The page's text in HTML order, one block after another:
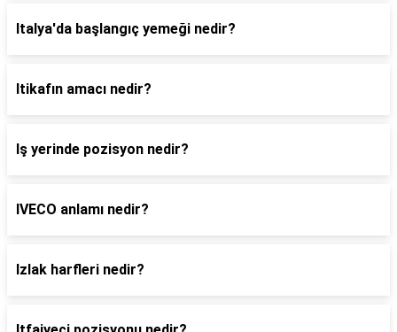
Italya'da başlangıç yemeği nedir?
Itikafın amacı nedir?
Iş yerinde pozisyon nedir?
IVECO anlamı nedir?
Izlak harfleri nedir?